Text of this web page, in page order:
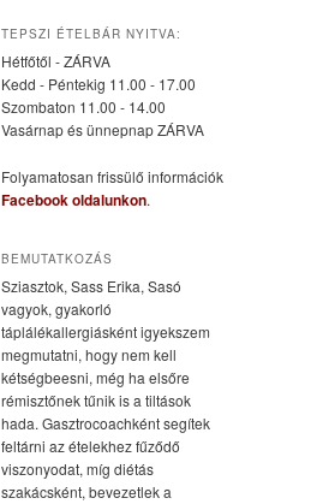
elsődleges
tartalomra
másodlagos
tartalomra
TEPSZI ÉTELBÁR NYITVA:
Hétfőtől - ZÁRVA
Kedd - Péntekig 11.00 - 17.00
Szombaton 11.00 - 14.00
Vasárnap és ünnepnap ZÁRVA
Folyamatosan frissülő információk
Facebook oldalunkon.
BEMUTATKOZÁS
Sziasztok, Sass Erika, Sasó
vagyok, gyakorló
táplálékallergiásként igyekszem
megmutatni, hogy nem kell
kétségbeesni, még ha elsőre
rémisztőnek tűnik is a tiltások
hada. Gasztrocoachként segítek
feltárni az ételekhez fűződő
viszonyodat, míg diétás
szakácsként, bevezetlek a